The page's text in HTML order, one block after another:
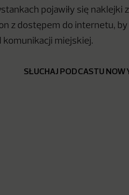
pojawiły się naklejki
z dostępem do internetu,
komunikacji miejskiej.
SŁUCHAJ PODCASTU